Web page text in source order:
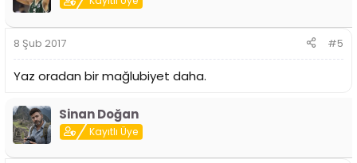
8 Şub 2017 #5
Yaz oradan bir mağlubiyet daha.
Sinan Doğan
Kayıtlı Üye